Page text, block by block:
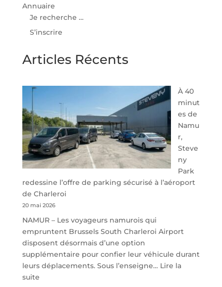
Annuaire
Je recherche …
S’inscrire
Articles Récents
À 40
minut
es de
Namu
r,
Steve
ny
Park
redessine l’offre de parking sécurisé à l’aéroport
de Charleroi
20 mai 2026
NAMUR – Les voyageurs namurois qui
empruntent Brussels South Charleroi Airport
disposent désormais d’une option
supplémentaire pour confier leur véhicule durant
leurs déplacements. Sous l’enseigne… Lire la
suite: